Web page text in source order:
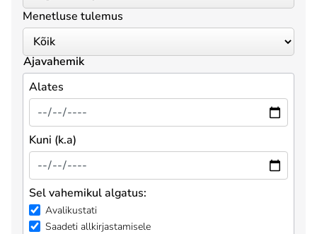
Menetluse tulemus
Ajavahemik
Alates
Kuni (k.a)
Sel vahemikul algatus:
Avalikustati
Saadeti allkirjastamisele